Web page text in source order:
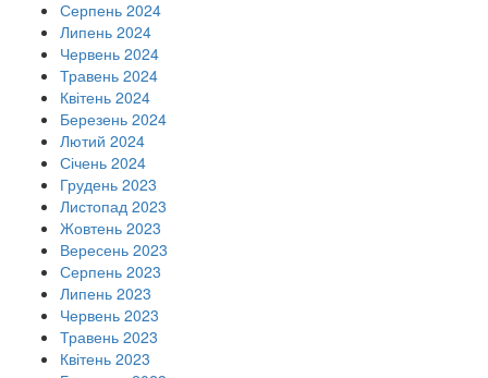
Серпень 2024
Липень 2024
Червень 2024
Травень 2024
Квітень 2024
Березень 2024
Лютий 2024
Січень 2024
Грудень 2023
Листопад 2023
Жовтень 2023
Вересень 2023
Серпень 2023
Липень 2023
Червень 2023
Травень 2023
Квітень 2023